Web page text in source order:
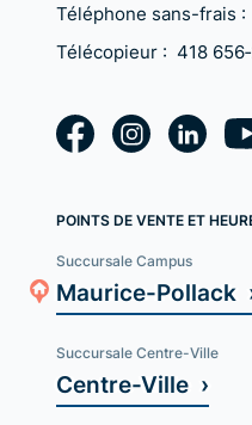
Téléphone sans-frais :
Télécopieur : 418
POINTS DE VENTE ET
Succursale Campus
Maurice-Pollack
Succursale Centre-Ville
Centre-Ville ›